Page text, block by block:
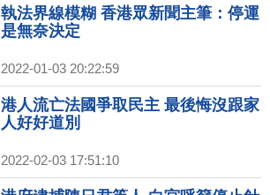
執法界線模糊 香港眾新聞主筆：停運
是無奈決定
2022-01-03 20:22:59
港人流亡法國爭取民主 最後悔沒跟家
人好好道別
2022-02-03 17:51:10